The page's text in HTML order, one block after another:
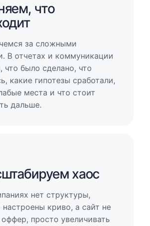
что
за сложными
В отчетах и коммуникации
что было сделано, что
какие гипотезы сработали,
места и что стоит
дальше.
хаос
нет структуры,
настроены криво, а сайт не
оффер, просто увеличивать